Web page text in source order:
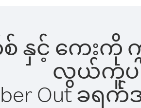
နှင့် ကေးကို
လွယ်ကူပ
Out ခရက်